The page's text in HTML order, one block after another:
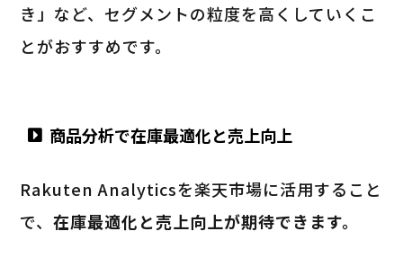
き」など、セグメントの粒度を高くしていくこ
とがおすすめです。
商品分析で在庫最適化と売上向上
Rakuten Analyticsを楽天市場に活用すること
で、在庫最適化と売上向上が期待できます。